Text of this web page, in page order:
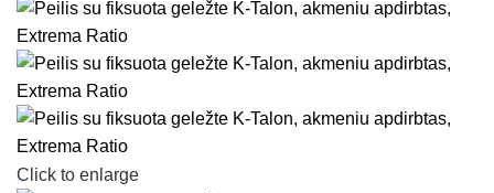
Click to enlarge